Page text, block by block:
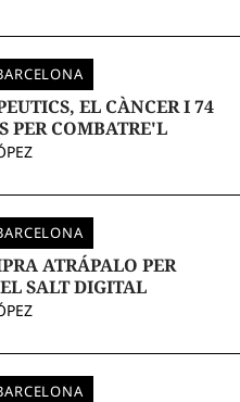
EL CÀNCER I 74
PER COMBATRE'L
ATRÁPALO PER
SALT DIGITAL